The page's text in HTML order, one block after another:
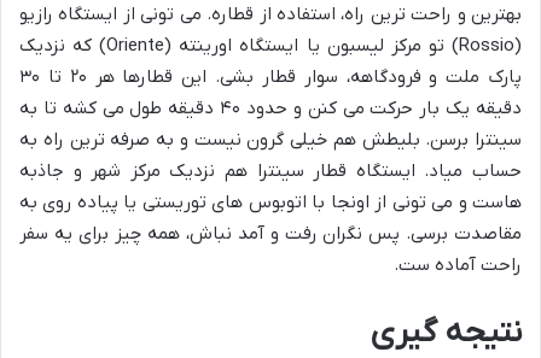
بهترین و راحت ترین راه، استفاده از قطاره. می تونی از ایستگاه رازیو
(Rossio) تو مرکز لیسبون یا ایستگاه اورینته (Oriente) که نزدیک
پارک ملت و فرودگاهه، سوار قطار بشی. این قطارها هر ۲۰ تا ۳۰
دقیقه یک بار حرکت می کنن و حدود ۴۰ دقیقه طول می کشه تا به
سینترا برسن. بلیطش هم خیلی گرون نیست و به صرفه ترین راه به
حساب میاد. ایستگاه قطار سینترا هم نزدیک مرکز شهر و جاذبه
هاست و می تونی از اونجا با اتوبوس های توریستی یا پیاده روی به
مقاصدت برسی. پس نگران رفت و آمد نباش، همه چیز برای یه سفر
راحت آماده ست.
نتیجه گیری